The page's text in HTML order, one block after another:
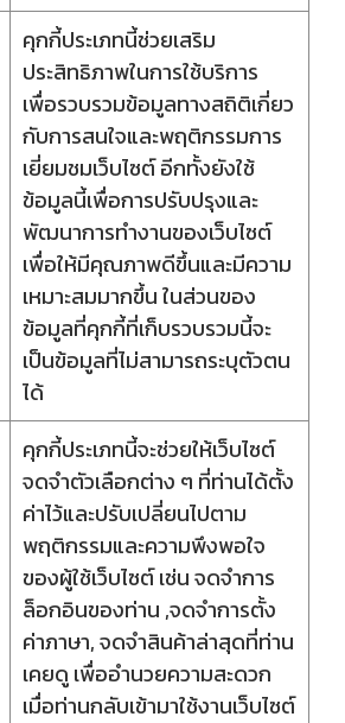
คุกกี้ประเภทนี้ช่วยเสริม
ประสิทธิภาพในการใช้บริการ
เพื่อรวบรวมข้อมูลทางสถิติเกี่ยว
กับการสนใจและพฤติกรรมการ
เยี่ยมชมเว็บไซต์ อีกทั้งยังใช้
ข้อมูลนี้เพื่อการปรับปรุงและ
พัฒนาการทำงานของเว็บไซต์
เพื่อให้มีคุณภาพดีขึ้นและมีความ
เหมาะสมมากขึ้น ในส่วนของ
ข้อมูลที่คุกกี้ที่เก็บรวบรวมนี้จะ
เป็นข้อมูลที่ไม่สามารถระบุตัวตน
ได้
คุกกี้ประเภทนี้จะช่วยให้เว็บไซต์
จดจำตัวเลือกต่าง ๆ ที่ท่านได้ตั้ง
ค่าไว้และปรับเปลี่ยนไปตาม
พฤติกรรมและความพึงพอใจ
ของผู้ใช้เว็บไซต์ เช่น จดจำการ
ล็อกอินของท่าน ,จดจำการตั้ง
ค่าภาษา, จดจำสินค้าล่าสุดที่ท่าน
เคยดู เพื่ออำนวยความสะดวก
เมื่อท่านกลับเข้ามาใช้งานเว็บไซต์